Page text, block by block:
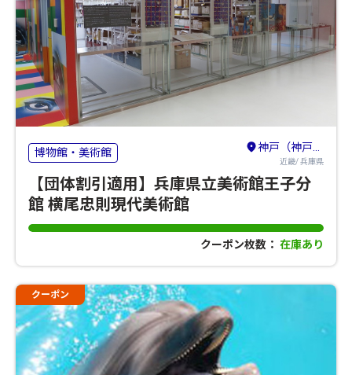
博物館・美術館 神戸（神戸・有馬温泉・六甲山）
近畿/ 兵庫県
【団体割引適用】兵庫県立美術館王子分
館 横尾忠則現代美術館
クーポン枚数： 在庫あり
クーポン